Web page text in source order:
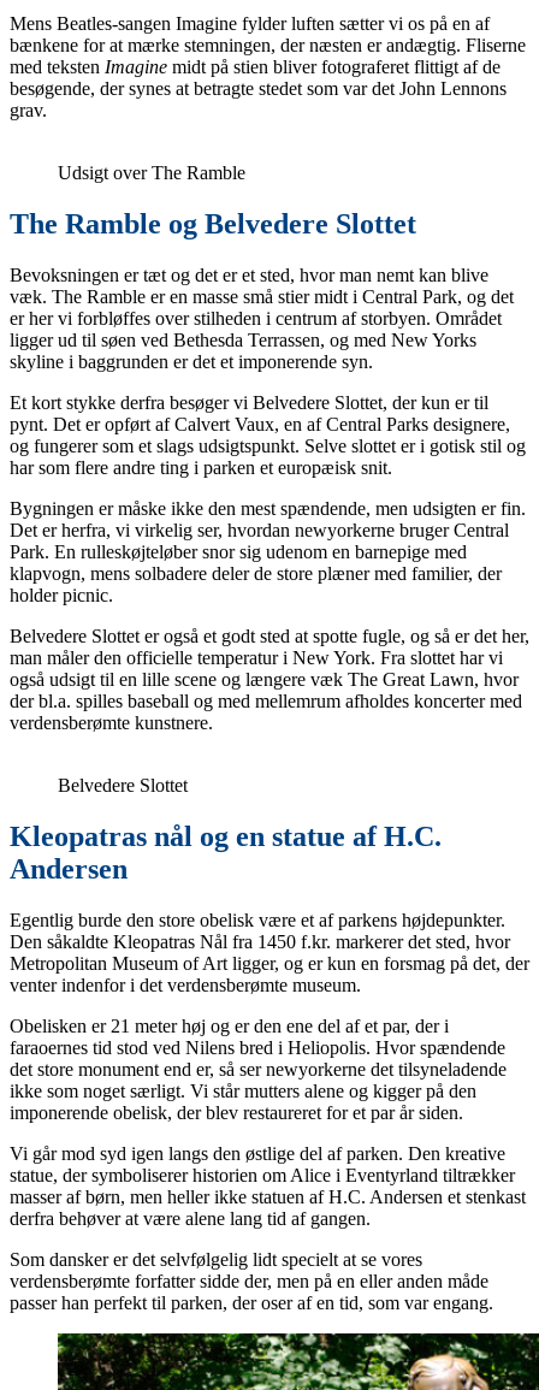
Mens Beatles-sangen Imagine fylder luften sætter vi os på en af
bænkene for at mærke stemningen, der næsten er andægtig. Fliserne
med teksten Imagine midt på stien bliver fotograferet flittigt af de
besøgende, der synes at betragte stedet som var det John Lennons
grav.
Udsigt over The Ramble
The Ramble og Belvedere Slottet
Bevoksningen er tæt og det er et sted, hvor man nemt kan blive
væk. The Ramble er en masse små stier midt i Central Park, og det
er her vi forbløffes over stilheden i centrum af storbyen. Området
ligger ud til søen ved Bethesda Terrassen, og med New Yorks
skyline i baggrunden er det et imponerende syn.
Et kort stykke derfra besøger vi Belvedere Slottet, der kun er til
pynt. Det er opført af Calvert Vaux, en af Central Parks designere,
og fungerer som et slags udsigtspunkt. Selve slottet er i gotisk stil og
har som flere andre ting i parken et europæisk snit.
Bygningen er måske ikke den mest spændende, men udsigten er fin.
Det er herfra, vi virkelig ser, hvordan newyorkerne bruger Central
Park. En rulleskøjteløber snor sig udenom en barnepige med
klapvogn, mens solbadere deler de store plæner med familier, der
holder picnic.
Belvedere Slottet er også et godt sted at spotte fugle, og så er det her,
man måler den officielle temperatur i New York. Fra slottet har vi
også udsigt til en lille scene og længere væk The Great Lawn, hvor
der bl.a. spilles baseball og med mellemrum afholdes koncerter med
verdensberømte kunstnere.
Belvedere Slottet
Kleopatras nål og en statue af H.C.
Andersen
Egentlig burde den store obelisk være et af parkens højdepunkter.
Den såkaldte Kleopatras Nål fra 1450 f.kr. markerer det sted, hvor
Metropolitan Museum of Art ligger, og er kun en forsmag på det, der
venter indenfor i det verdensberømte museum.
Obelisken er 21 meter høj og er den ene del af et par, der i
faraoernes tid stod ved Nilens bred i Heliopolis. Hvor spændende
det store monument end er, så ser newyorkerne det tilsyneladende
ikke som noget særligt. Vi står mutters alene og kigger på den
imponerende obelisk, der blev restaureret for et par år siden.
Vi går mod syd igen langs den østlige del af parken. Den kreative
statue, der symboliserer historien om Alice i Eventyrland tiltrækker
masser af børn, men heller ikke statuen af H.C. Andersen et stenkast
derfra behøver at være alene lang tid af gangen.
Som dansker er det selvfølgelig lidt specielt at se vores
verdensberømte forfatter sidde der, men på en eller anden måde
passer han perfekt til parken, der oser af en tid, som var engang.